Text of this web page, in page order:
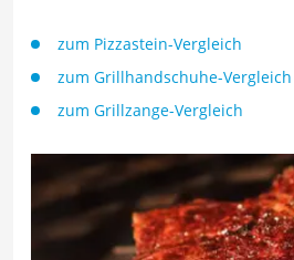
zum Pizzastein-Vergleich
zum Grillhandschuhe-Vergleich
zum Grillzange-Vergleich